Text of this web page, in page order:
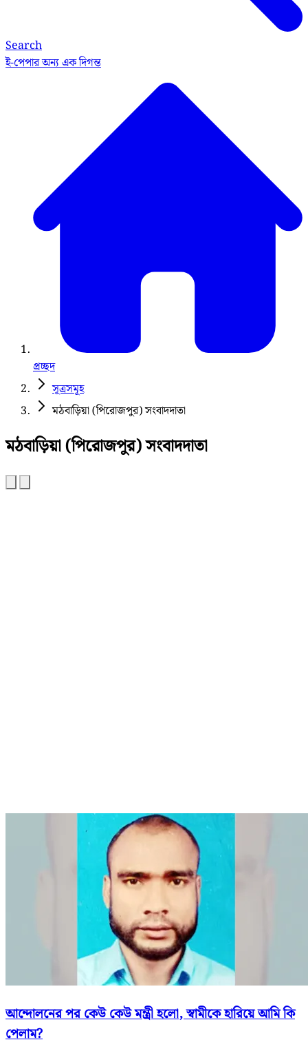
Search
ই-পেপারঅন্য এক দিগন্ত
প্রচ্ছদ
সূত্রসমূহ
‎মঠবাড়িয়া (পিরোজপুর) সংবাদদাতা
‎মঠবাড়িয়া (পিরোজপুর) সংবাদদাতা
আন্দোলনের পর কেউ কেউ মন্ত্রী হলো, স্বামীকে হারিয়ে আমি কি
পেলাম?